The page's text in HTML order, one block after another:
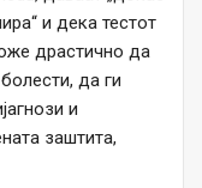
и дека тестот
драстично да
да ги
и
заштита,